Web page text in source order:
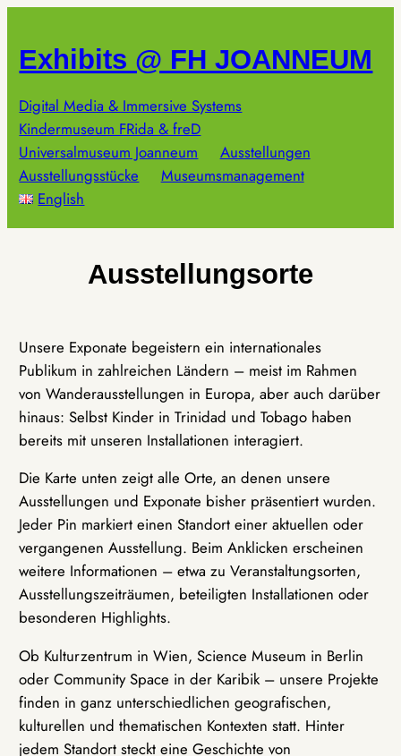
springen
Exhibits @ FH JOANNEUM
Digital Media & Immersive Systems
Kindermuseum FRida & freD
Universalmuseum Joanneum
Ausstellungen
Ausstellungsstücke
Museumsmanagement
English
Ausstellungsorte
Unsere Exponate begeistern ein internationales
Publikum in zahlreichen Ländern – meist im Rahmen
von Wanderausstellungen in Europa, aber auch darüber
hinaus: Selbst Kinder in Trinidad und Tobago haben
bereits mit unseren Installationen interagiert.
Die Karte unten zeigt alle Orte, an denen unsere
Ausstellungen und Exponate bisher präsentiert wurden.
Jeder Pin markiert einen Standort einer aktuellen oder
vergangenen Ausstellung. Beim Anklicken erscheinen
weitere Informationen – etwa zu Veranstaltungsorten,
Ausstellungszeiträumen, beteiligten Installationen oder
besonderen Highlights.
Ob Kulturzentrum in Wien, Science Museum in Berlin
oder Community Space in der Karibik – unsere Projekte
finden in ganz unterschiedlichen geografischen,
kulturellen und thematischen Kontexten statt. Hinter
jedem Standort steckt eine Geschichte von